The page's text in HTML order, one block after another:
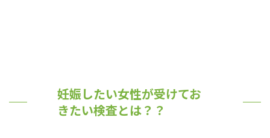
妊娠したい女性が受けてお
きたい検査とは？？